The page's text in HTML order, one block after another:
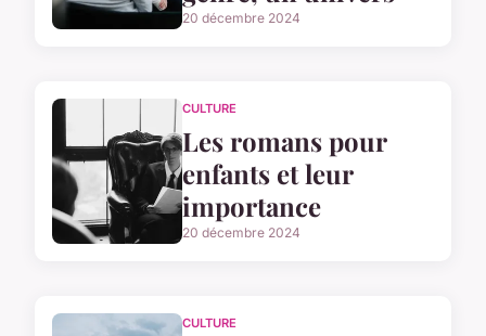
20 décembre 2024
CULTURE
Les romans pour
enfants et leur
importance
20 décembre 2024
CULTURE